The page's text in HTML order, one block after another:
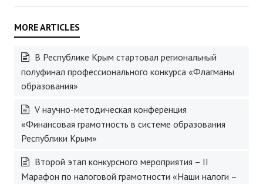
В Республике Крым стартовал региональный
полуфинал профессионального конкурса «Флагманы
образования»
V научно-методическая конференция
«Финансовая грамотность в системе образования
Республики Крым»
Второй этап конкурсного мероприятия – II
Марафон по налоговой грамотности «Наши налоги –